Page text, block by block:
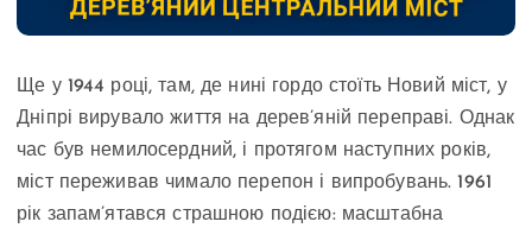
Ще у 1944 році, там, де нині гордо стоїть Новий міст, у
Дніпрі вирувало життя на дерев’яній переправі. Однак
час був немилосердний, і протягом наступних років,
міст переживав чимало перепон і випробувань. 1961
рік запам’ятався страшною подією: масштабна